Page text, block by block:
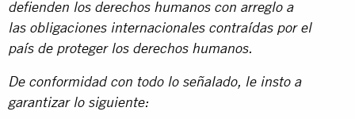
defienden los derechos humanos con arreglo a
las obligaciones internacionales contraídas por el
país de proteger los derechos humanos.
De conformidad con todo lo señalado, le insto a
garantizar lo siguiente: